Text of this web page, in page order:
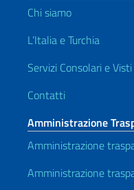
Chi siamo
L’Italia e Turchia
Servizi Consolari e Visti
Contatti
Amministrazione
Amministrazione
Amministrazione